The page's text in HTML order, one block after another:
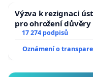
Výzva k rezignaci
pro ohrožení
17 274 podpisů
Oznámení o